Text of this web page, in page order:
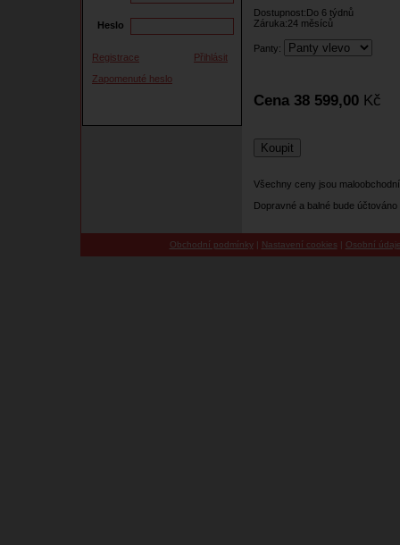
Heslo
Registrace
Přihlásit
Zapomenuté heslo
Dostupnost:Do 6 týdnů
Záruka:24 měsíců
Panty:
Cena 38 599,00 Kč
Všechny ceny jsou
Dopravné a balné bude
Obchodní podmínky| Nastavení cookies Osobní